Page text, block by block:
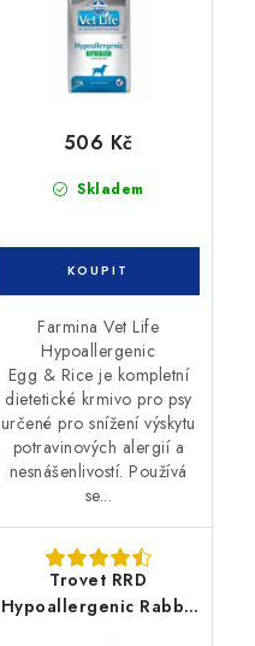
Skladem
506 Kč
Farmina Vet Life
Hypoallergenic
Egg & Rice je kompletní
dietetické krmivo pro psy
určené pro snížení výskytu
potravinových alergií a
nesnášenlivostí. Používá
se...
Trovet RRD
Hypoallergenic Rabbit